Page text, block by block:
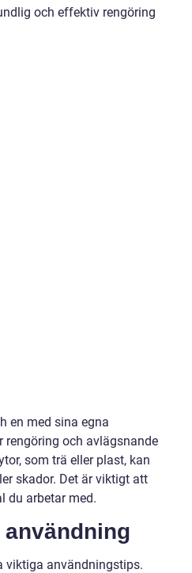
och effektiv rengöring
en med sina egna
rengöring och avlägsnande
som trä eller plast, kan
skador. Det är viktigt att
du arbetar med.
viktiga användningstips.